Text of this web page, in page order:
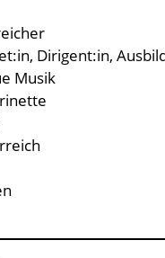
Dirigent:in
Musik